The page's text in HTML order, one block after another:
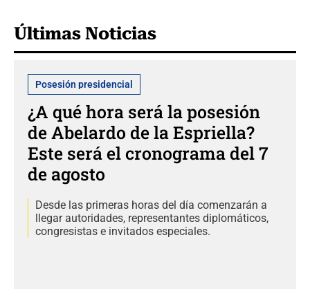
Últimas Noticias
Posesión presidencial
¿A qué hora será la posesión
de Abelardo de la Espriella?
Este será el cronograma del 7
de agosto
Desde las primeras horas del día comenzarán a
llegar autoridades, representantes diplomáticos,
congresistas e invitados especiales.